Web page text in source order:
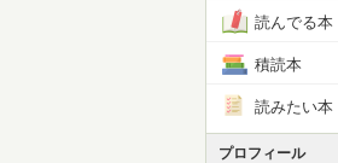
読んでる本
積読本
読みたい本
プロフィール